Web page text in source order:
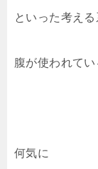
といった考え
腹が使われてい
何気に